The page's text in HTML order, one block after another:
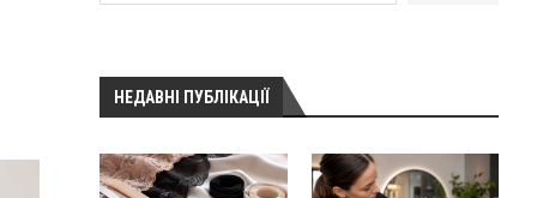
НЕДАВНІ ПУБЛІКАЦІЇ